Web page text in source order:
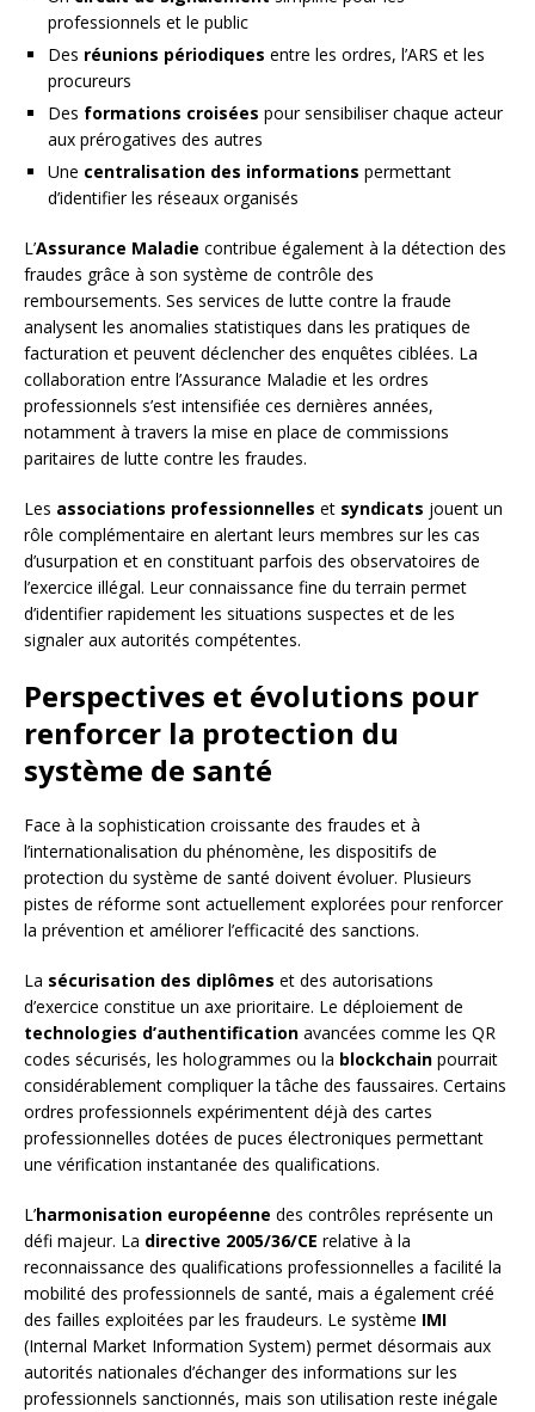
professionnels et le public
Des réunions périodiques entre les ordres, l’ARS et les
procureurs
Des formations croisées pour sensibiliser chaque acteur
aux prérogatives des autres
Une centralisation des informations permettant
d’identifier les réseaux organisés
L’Assurance Maladie contribue également à la détection des
fraudes grâce à son système de contrôle des
remboursements. Ses services de lutte contre la fraude
analysent les anomalies statistiques dans les pratiques de
facturation et peuvent déclencher des enquêtes ciblées. La
collaboration entre l’Assurance Maladie et les ordres
professionnels s’est intensifiée ces dernières années,
notamment à travers la mise en place de commissions
paritaires de lutte contre les fraudes.
Les associations professionnelles et syndicats jouent un
rôle complémentaire en alertant leurs membres sur les cas
d’usurpation et en constituant parfois des observatoires de
l’exercice illégal. Leur connaissance fine du terrain permet
d’identifier rapidement les situations suspectes et de les
signaler aux autorités compétentes.
Perspectives et évolutions pour
renforcer la protection du
système de santé
Face à la sophistication croissante des fraudes et à
l’internationalisation du phénomène, les dispositifs de
protection du système de santé doivent évoluer. Plusieurs
pistes de réforme sont actuellement explorées pour renforcer
la prévention et améliorer l’efficacité des sanctions.
La sécurisation des diplômes et des autorisations
d’exercice constitue un axe prioritaire. Le déploiement de
technologies d’authentification avancées comme les QR
codes sécurisés, les hologrammes ou la blockchain pourrait
considérablement compliquer la tâche des faussaires. Certains
ordres professionnels expérimentent déjà des cartes
professionnelles dotées de puces électroniques permettant
une vérification instantanée des qualifications.
L’harmonisation européenne des contrôles représente un
défi majeur. La directive 2005/36/CE relative à la
reconnaissance des qualifications professionnelles a facilité la
mobilité des professionnels de santé, mais a également créé
des failles exploitées par les fraudeurs. Le système IMI
(Internal Market Information System) permet désormais aux
autorités nationales d’échanger des informations sur les
professionnels sanctionnés, mais son utilisation reste inégale